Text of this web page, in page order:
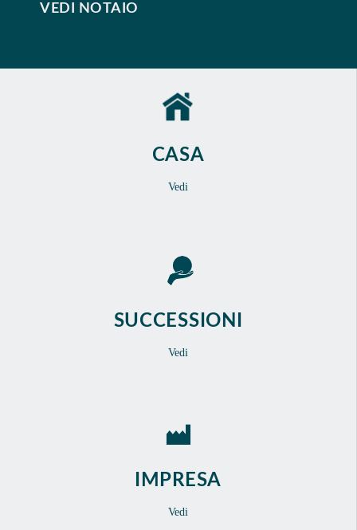
VEDI NOTAIO
CASA
Vedi
SUCCESSIONI
Vedi
IMPRESA
Vedi